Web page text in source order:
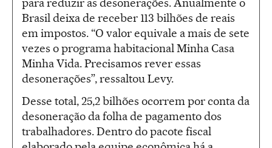
Brasil deixa de receber 113 bilhões de reais
em impostos. “O valor equivale a mais de sete
vezes o programa habitacional Minha Casa
Minha Vida. Precisamos rever essas
desonerações”, ressaltou Levy.
Desse total, 25,2 bilhões ocorrem por conta da
desoneração da folha de pagamento dos
trabalhadores. Dentro do pacote fiscal